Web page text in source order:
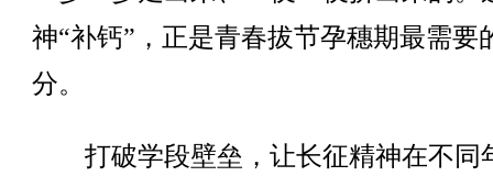
神“补钙”，正是青春拔节孕穗期最需要
分。
打破学段壁垒，让长征精神在不同